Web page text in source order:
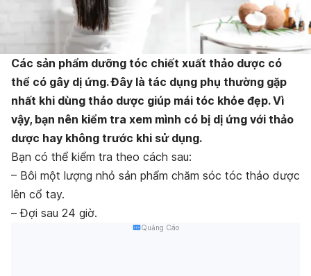
Các sản phẩm dưỡng tóc chiết xuất thảo dược có
thể có gây dị ứng. Đây là tác dụng phụ thường gặp
nhất khi dùng thảo dược giúp mái tóc khỏe đẹp. Vì
vậy, bạn nên kiểm tra xem mình có bị dị ứng với thảo
dược hay không trước khi sử dụng.
Bạn có thể kiểm tra theo cách sau:
– Bôi một lượng nhỏ sản phẩm chăm sóc tóc thảo dược
lên cổ tay.
– Đợi sau 24 giờ.
Quảng Cáo